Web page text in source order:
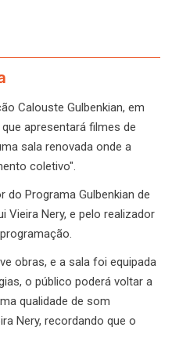
Calouste Gulbenkian, em
apresentará filmes de
sala renovada onde a
coletivo".
do Programa Gulbenkian de
Vieira Nery, e pelo realizador
obras, e a sala foi equipada
o público poderá voltar a
qualidade de som
Nery, recordando que o